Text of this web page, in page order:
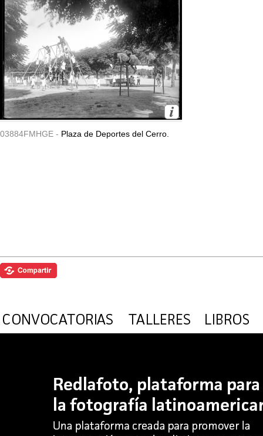
03884FMHGE - Plaza de Deportes del Cerro.